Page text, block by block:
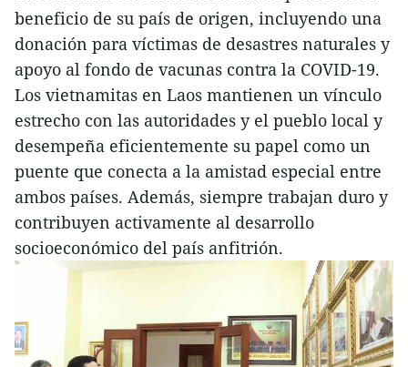
beneficio de su país de origen, incluyendo una
donación para víctimas de desastres naturales y
apoyo al fondo de vacunas contra la COVID-19.
Los vietnamitas en Laos mantienen un vínculo
estrecho con las autoridades y el pueblo local y
desempeña eficientemente su papel como un
puente que conecta a la amistad especial entre
ambos países. Además, siempre trabajan duro y
contribuyen activamente al desarrollo
socioeconómico del país anfitrión.